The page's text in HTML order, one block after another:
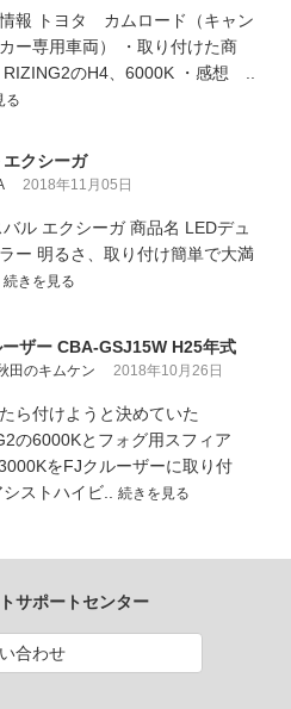
情報 トヨタ カムロード（キャン
ー専用車両） ・取り付けた商
のH4、6000K ・感想 ..
る
エクシーガ
2018年11月05日
ル エクシーガ 商品名 LEDデュ
ー 明るさ、取り付け簡単で大満
続きを見る
ザー CBA-GSJ15W H25年式
田のキムケン 2018年10月26日
ら付けようと決めていた
の6000Kとフォグ用スフィア
をFJクルーザーに取り付
ストハイビ.. 続きを見る
サポートセンター
合わせ